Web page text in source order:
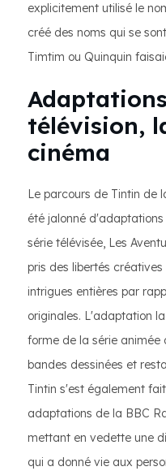
explicitement utilisé le
créé des noms qui se
Timtim ou Quinquin
télévision,
cinéma
Le parcours de Tintin de
été jalonné
série télévisée, Les
pris des libertés
intrigues entières par
originales. L'adaptation
forme de la série animée
bandes dessinées et
Tintin s'est également
adaptations de la BBC
mettant en vedette une
qui a donné vie aux